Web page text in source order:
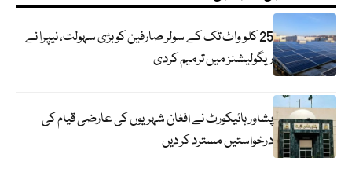
25 کلو واٹ تک کے سولر صارفین کو بڑی سہولت، نیپرا نے
ریگولیشنز میں ترمیم کردی
پشاور ہائیکورٹ نے افغان شہریوں کی عارضی قیام کی
درخواستیں مسترد کر دیں